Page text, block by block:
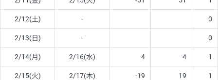
2/12(土) - 0
2/13(日) - 0
2/14(月) 2/16(水) 4 -4 1
2/15(火) 2/17(木) -19 19 1